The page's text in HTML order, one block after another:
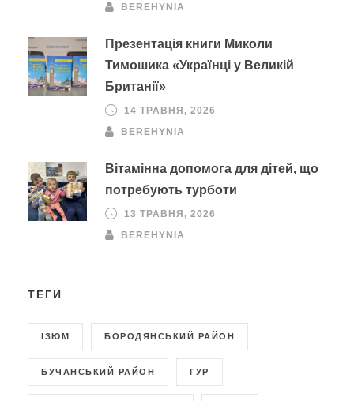
BEREHYNIA
Презентація книги Миколи
Тимошика «Українці у Великій
Британії»
14 ТРАВНЯ, 2026
BEREHYNIA
Вітамінна допомога для дітей, що
потребують турботи
13 ТРАВНЯ, 2026
BEREHYNIA
ТЕГИ
ІЗЮМ БОРОДЯНСЬКИЙ РАЙОН
БУЧАНСЬКИЙ РАЙОН ГУР